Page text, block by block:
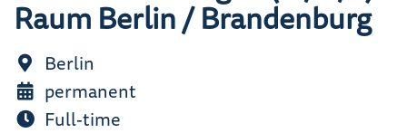
Raum Berlin / Brandenburg
Berlin
permanent
Full-time